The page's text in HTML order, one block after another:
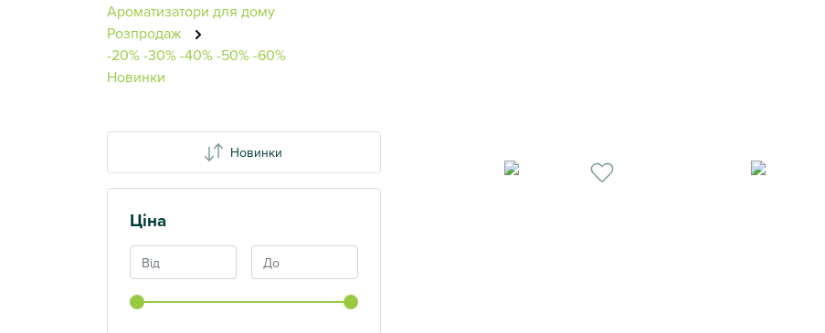
Новинки
Показати
Ціна
Ароматизатори для дому
Розпродаж
-20%-30%-40%-50%-60%
Новинки